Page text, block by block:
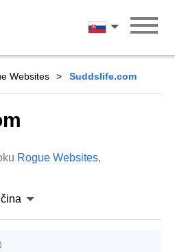
Slovenčina
Websites Suddslife.com
Rogue Websites,